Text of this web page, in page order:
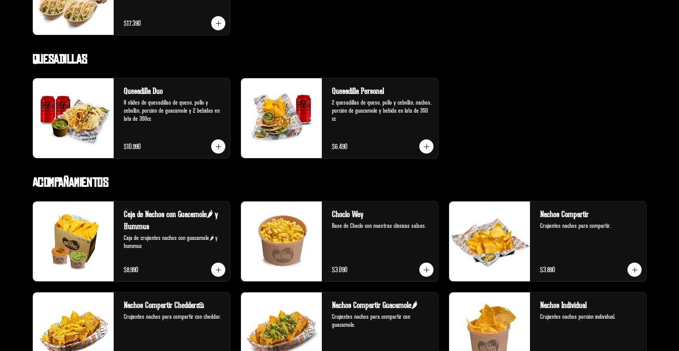
$17.390
Quesadillas
Quesadilla Duo
8 slides de quesadillas de queso, pollo y
cebollín, porción de guacamole y 2 bebidas en
lata de 350cc
$10.990
Quesadilla Personal
2 quesadillas de queso, pollo y cebollín, nachos,
porción de guacamole y bebida en lata de 350
cc
$6.490
Acompañamientos
Caja de Nachos con Guacamole🌶️ y
Hummus
Caja de crujientes nachos con guacamole🌶️ y
hummus
$8.990
Choclo Wey
Base de Choclo con nuestras clásicas salsas.
$3.090
Nachos Compartir
Crujientes nachos para compartir.
$3.890
Nachos Compartir Cheddar🧀
Crujientes nachos para compartir con cheddar.
Nachos Compartir Guacamole🌶️
Crujientes nachos para compartir con
guacamole.
Nachos Individual
Crujientes nachos porción individual.